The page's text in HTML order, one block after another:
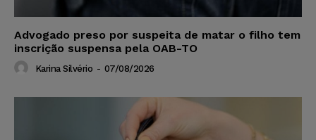
Advogado preso por suspeita de matar o filho tem
inscrição suspensa pela OAB-TO
Karina Silvério - 07/08/2026